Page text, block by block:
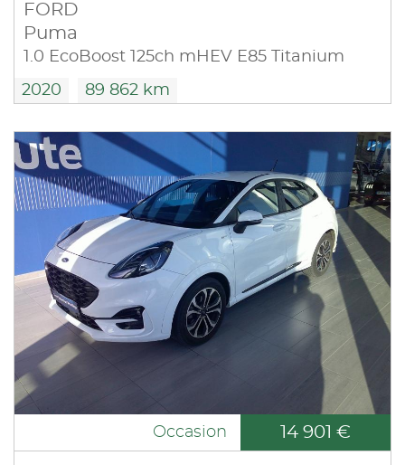
FORD
Puma
1.0 EcoBoost 125ch mHEV E85 Titanium
2020 89 862 km
Occasion 14 901 €